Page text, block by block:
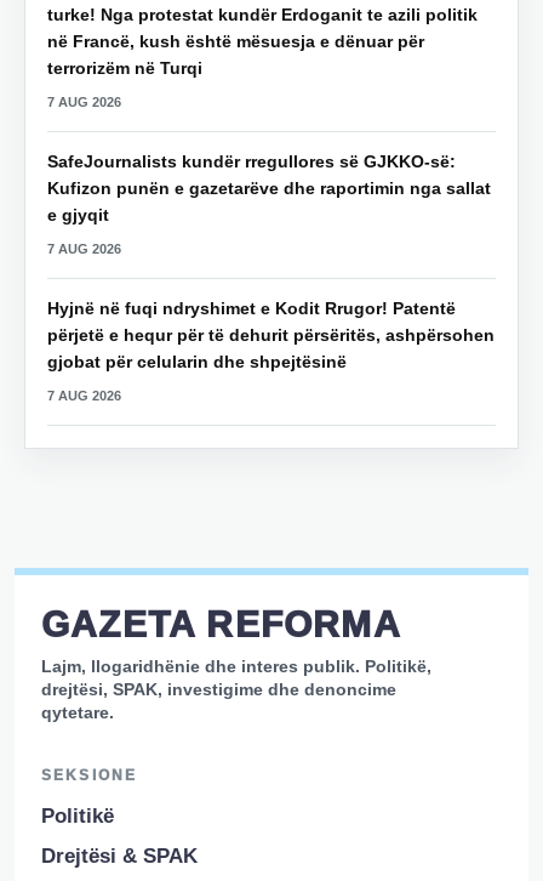
turke! Nga protestat kundër Erdoganit te azili politik
në Francë, kush është mësuesja e dënuar për
terrorizëm në Turqi
7 AUG 2026
SafeJournalists kundër rregullores së GJKKO-së:
Kufizon punën e gazetarëve dhe raportimin nga sallat
e gjyqit
7 AUG 2026
Hyjnë në fuqi ndryshimet e Kodit Rrugor! Patentë
përjetë e hequr për të dehurit përsëritës, ashpërsohen
gjobat për celularin dhe shpejtësinë
7 AUG 2026
GAZETA REFORMA
Lajm, llogaridhënie dhe interes publik. Politikë,
drejtësi, SPAK, investigime dhe denoncime
qytetare.
SEKSIONE
Politikë
Drejtësi & SPAK